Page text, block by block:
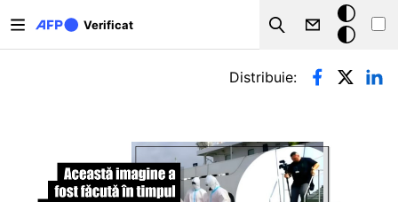
Verificat
Search
Modul
întunecat
Filele principale
Distribuie: